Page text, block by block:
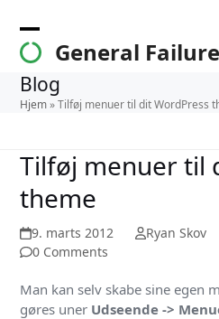
content
General Failure
Open
mobile
menu
Close
mobile
menu
Blog
Hjem»Tilføj menuer til dit WordPress
Tilføj menuer til
theme
9. marts 2012 Ryan Skov
0 Comments
Man kan selv skabe sine egen
gøres uner Udseende ->